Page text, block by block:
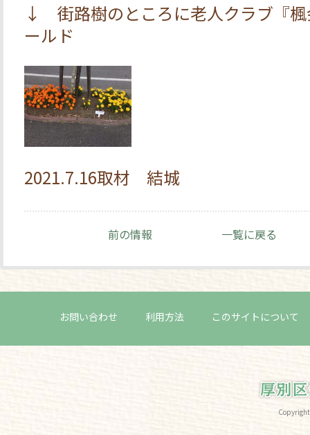
↓ 街路樹のところに老人クラブ『楓
ールド
2021.7.16取材 結城
前の情報 一覧に戻る
お問い合わせ 利用方法 このサイトについて